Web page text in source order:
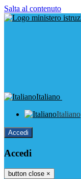
Salta al contenuto
Italiano
Italiano
Accedi
Accedi
button close ×